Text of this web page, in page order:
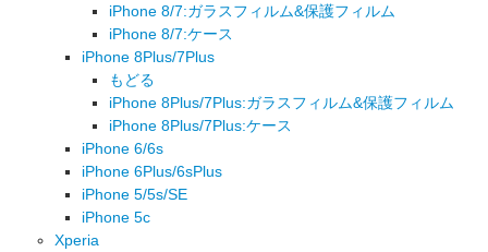
iPhone 8/7:ガラスフィルム&保護フィルム
iPhone 8/7:ケース
iPhone 8Plus/7Plus
もどる
iPhone 8Plus/7Plus:ガラスフィルム&保護フィルム
iPhone 8Plus/7Plus:ケース
iPhone 6/6s
iPhone 6Plus/6sPlus
iPhone 5/5s/SE
iPhone 5c
Xperia